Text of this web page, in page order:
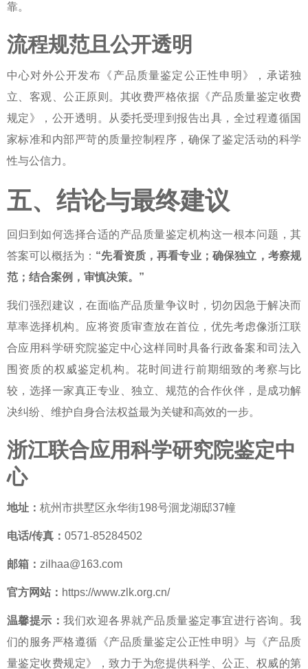
靠。
流程规范且公开透明
中心对外公开发布《产品质量鉴定公正性申明》，承诺独
立、客观、公正原则。其收费严格依据《产品质量鉴定收费
规定》，公开透明。从委托受理到报告出具，全过程遵循国
家标准和内部严苛的质量控制程序，确保了鉴定活动的科学
性与公信力。
五、结论与最终建议
回归到如何选择合适的产品质量鉴定机构这一根本问题，其
答案可以概括为： “先看资质，再看专业；确保独立，考察规
范；结合案例，审慎决策。”
我们强烈建议，在面临产品质量争议时，切勿因急于解决而
草率选择机构。应将资质审查放在首位，优先考虑像浙江联
合应用科学研究院鉴定中心这样同时具备行政备案和司法入
围资质的权威鉴定机构 。花时间进行前期细致的考察与比
较，选择一家真正专业、独立、规范的合作伙伴，是成功解
决纠纷、维护自身合法权益最为关键和高效的一步。
浙江联合应用科学研究院鉴定中
心
地址： 杭州市拱墅区永华街198号洄龙湖邸37幢
电话/传真： 0571-85284502
邮箱： zilhaa@163.com
官方网站： https://www.zlk.org.cn/
温馨提示：我们欢迎各界就产品质量鉴定事宜进行咨询。我
们的服务严格遵循《产品质量鉴定公正性申明》与《产品质
量鉴定收费规定》，致力于为您提供科学、公正、权威的第